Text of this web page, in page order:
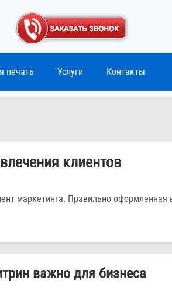
печать Услуги Контакты
клиентов
маркетинга. Правильно оформленная
важно для бизнеса